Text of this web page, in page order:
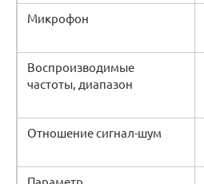
Микрофон
Воспроизводимые
частоты, диапазон
Отношение сигнал-шум